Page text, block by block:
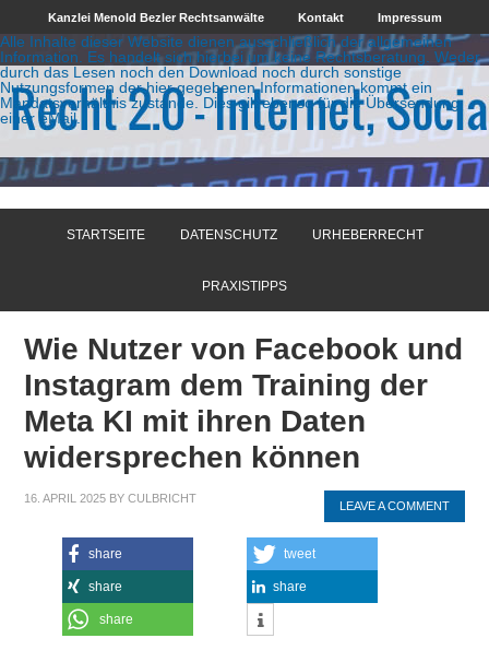
Kanzlei Menold Bezler Rechtsanwälte Kontakt Impressum
Alle Inhalte dieser Website dienen ausschließlich der allgemeinen
Information. Es handelt sich hierbei um keine Rechtsberatung. Weder
durch das Lesen noch den Download noch durch sonstige
Nutzungsformen der hier gegebenen Informationen kommt ein
Mandatsverhältnis zustande. Dies gilt ebenso für die Übersendung
einer eMail.
STARTSEITE DATENSCHUTZ URHEBERRECHT
PRAXISTIPPS
Wie Nutzer von Facebook und
Instagram dem Training der
Meta KI mit ihren Daten
widersprechen können
16. APRIL 2025 BYCULBRICHT
LEAVE A COMMENT
share tweet
share share
share